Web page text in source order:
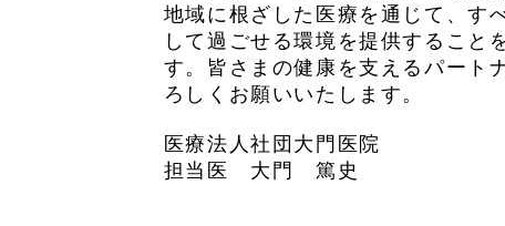
地域に根ざした医療を通じて、す
して過ごせる環境を提供すること
す。皆さまの健康を支えるパート
ろしくお願いいたします。
医療法人社団大門医院
担当医 大門 篤史